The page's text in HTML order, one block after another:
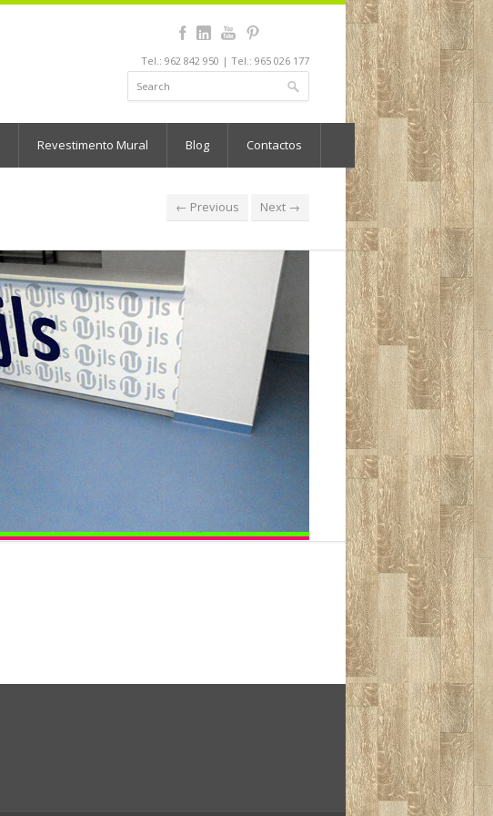
Tel.: 962 842 950 | Tel.: 965 026 177
Revestimento Mural Blog Contactos
← Previous Next →